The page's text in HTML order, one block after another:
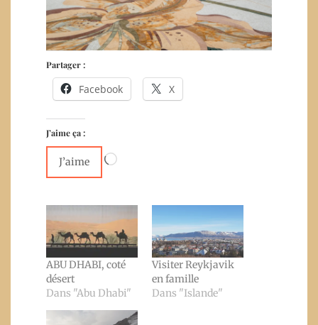
Partager :
Facebook X
J’aime ça :
J’aime
ABU DHABI, coté
désert
Dans "Abu Dhabi"
Visiter Reykjavik
en famille
Dans "Islande"